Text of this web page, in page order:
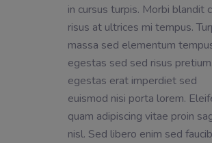
in cursus turpis. Morbi blandit
risus at ultrices mi tempus.
massa sed elementum
egestas sed sed risus
egestas erat imperdiet sed
euismod nisi porta lorem.
quam adipiscing vitae proin
nisl. Sed libero enim sed